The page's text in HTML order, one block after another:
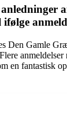
Den Gamle
en fantastisk